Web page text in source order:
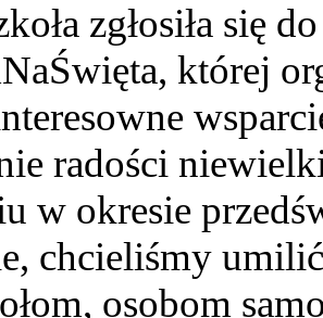
zgłosiła się
której
radości
w okresie
chcieliśmy
osobom